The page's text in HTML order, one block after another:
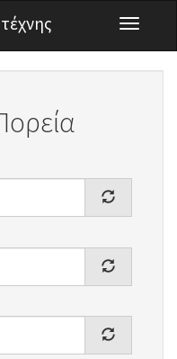
Toggle